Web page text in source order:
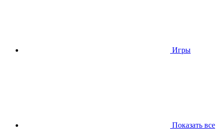
Игры
Показать все